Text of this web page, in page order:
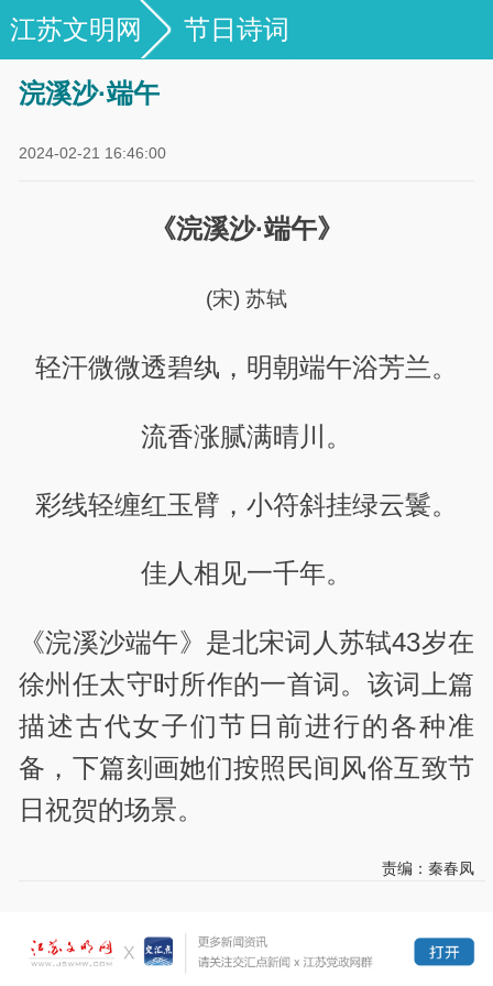
江苏文明网 节日诗词
浣溪沙·端午
2024-02-21 16:46:00
《浣溪沙·端午》
(宋) 苏轼
轻汗微微透碧纨，明朝端午浴芳兰。
流香涨腻满晴川。
彩线轻缠红玉臂，小符斜挂绿云鬟。
佳人相见一千年。
《浣溪沙端午》是北宋词人苏轼43岁在
徐州任太守时所作的一首词。该词上篇
描述古代女子们节日前进行的各种准
备，下篇刻画她们按照民间风俗互致节
日祝贺的场景。
责编：秦春凤